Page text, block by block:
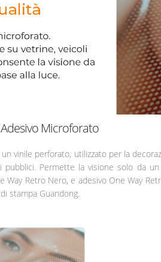
Microforato
un vinile perforato, utilizzato per la
pubblici. Permette la visione solo da
Way Retro Nero, e adesivo One Way
stampa Guandong.